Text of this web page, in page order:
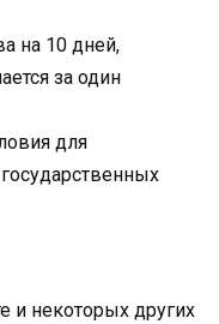
на 10 дней,
за один
для
и некоторых других